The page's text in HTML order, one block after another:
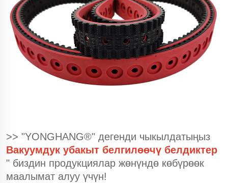
>> "YONGHANG®" дегенди чыкылдатыңыз
Вакуумдук убакыт белгилөөчү белдиктер
" биздин продукциялар жөнүндө көбүрөөк
маалымат алуу үчүн!